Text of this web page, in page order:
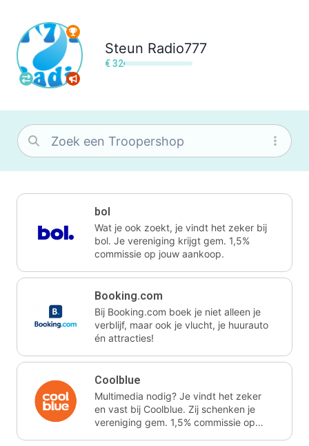
Steun Radio777
€ 32
bol
Wat je ook zoekt, je vindt het zeker bij
bol. Je vereniging krijgt gem. 1,5%
commissie op jouw aankoop.
Booking.com
Bij Booking.com boek je niet alleen je
verblijf, maar ook je vlucht, je huurauto
én attracties!
Coolblue
Multimedia nodig? Je vindt het zeker
en vast bij Coolblue. Zij schenken je
vereniging gem. 1,5% commissie op